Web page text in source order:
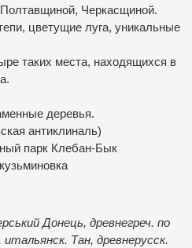
Черкасщиной.
цветущие луга, уникальные
таких места, находящихся в
деревья.
антиклиналь)
парк Клебан-Бык
Донець, древнегреч. по
Тан, древнерусск.